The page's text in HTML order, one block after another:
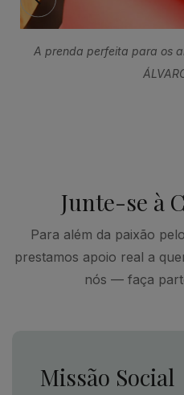
A prenda perfeita para os
Junte-se à
Para além da paixão
prestamos apoio real a
nós — faça
Missão Social